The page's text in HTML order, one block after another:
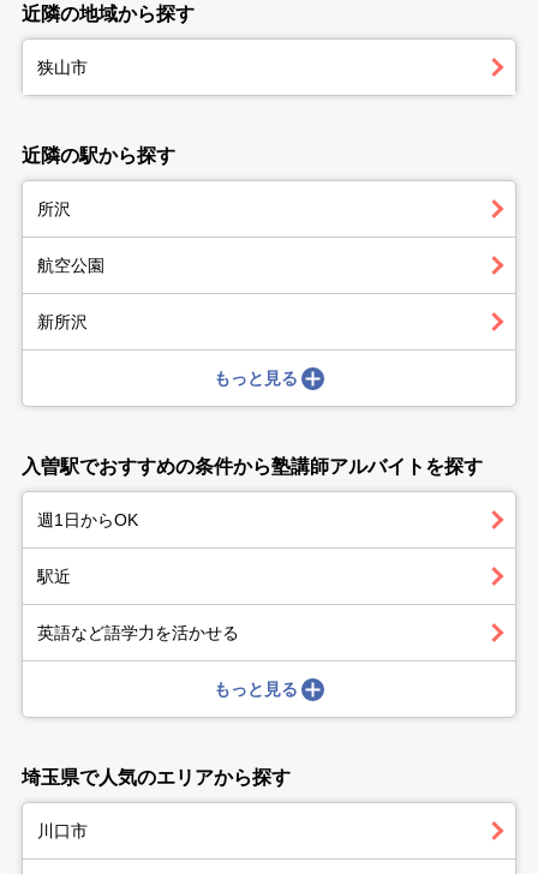
近隣の地域から探す
狭山市
近隣の駅から探す
所沢
航空公園
新所沢
もっと見る
入曽駅でおすすめの条件から塾講師アルバイトを探す
週1日からOK
駅近
英語など語学力を活かせる
もっと見る
埼玉県で人気のエリアから探す
川口市